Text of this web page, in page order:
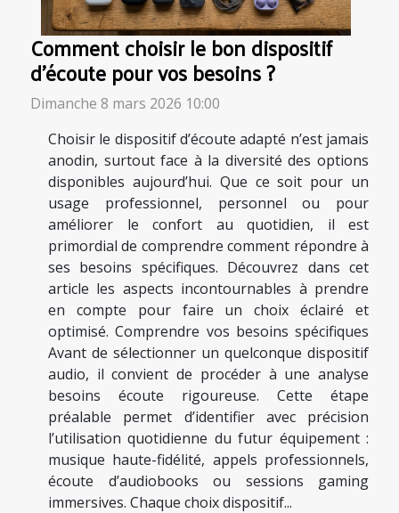
Comment choisir le bon dispositif
d'écoute pour vos besoins ?
Dimanche 8 mars 2026 10:00
Choisir le dispositif d’écoute adapté n’est jamais
anodin, surtout face à la diversité des options
disponibles aujourd’hui. Que ce soit pour un
usage professionnel, personnel ou pour
améliorer le confort au quotidien, il est
primordial de comprendre comment répondre à
ses besoins spécifiques. Découvrez dans cet
article les aspects incontournables à prendre
en compte pour faire un choix éclairé et
optimisé. Comprendre vos besoins spécifiques
Avant de sélectionner un quelconque dispositif
audio, il convient de procéder à une analyse
besoins écoute rigoureuse. Cette étape
préalable permet d’identifier avec précision
l’utilisation quotidienne du futur équipement :
musique haute-fidélité, appels professionnels,
écoute d’audiobooks ou sessions gaming
immersives. Chaque choix dispositif...